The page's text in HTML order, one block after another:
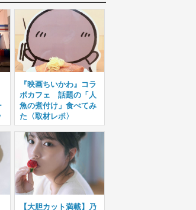
『映画ちいかわ』コラ
ボカフェ 話題の「人
魚の煮付け」食べてみ
た〈取材レポ〉
【大胆カット満載】乃